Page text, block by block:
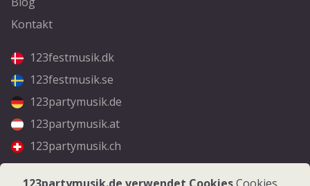
Kontakt
123festmusik.dk
123festmusik.se
123partymusik.de
123partymusik.at
123partymusik.ch
Folgen Sie uns